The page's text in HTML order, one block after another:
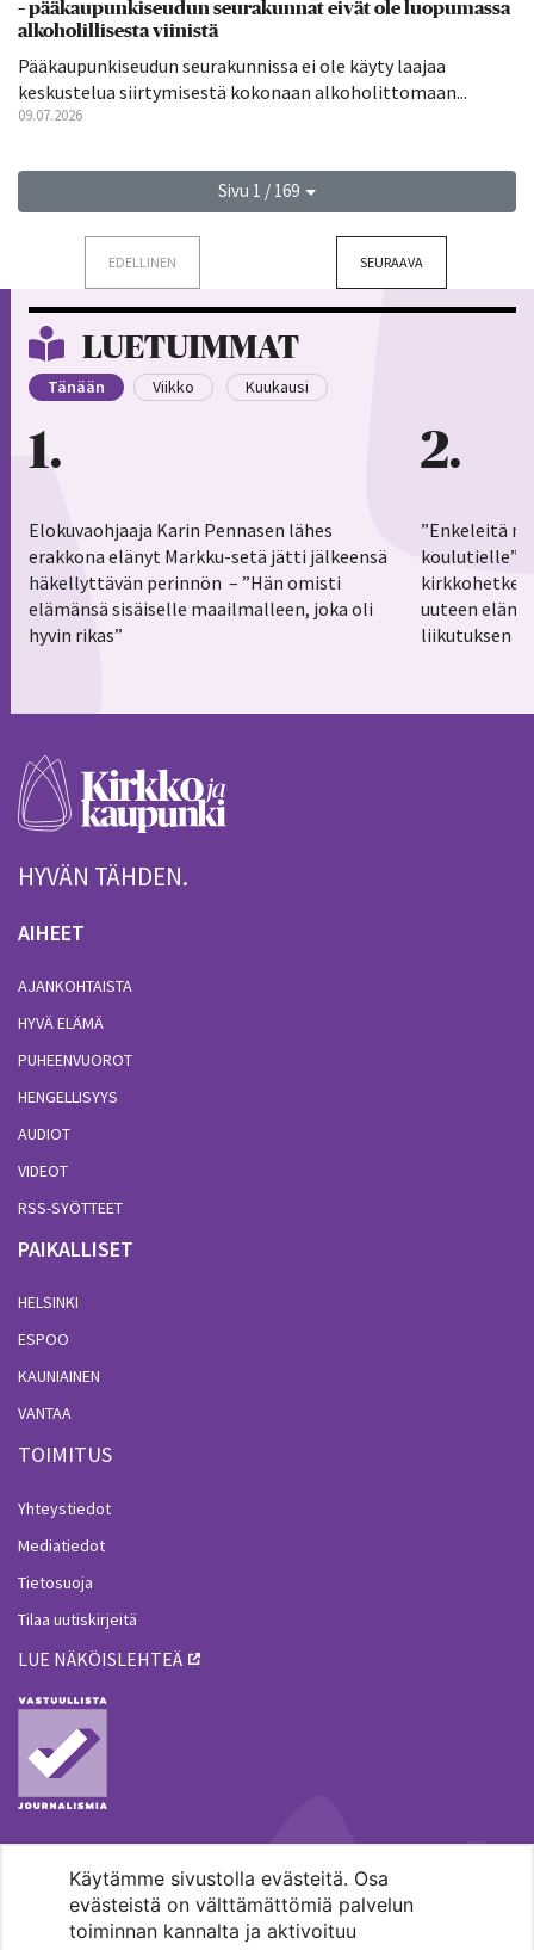
Käytämme sivustolla evästeitä. Osa
evästeistä on välttämättömiä palvelun
toiminnan kannalta ja aktivoituu
– pääkaupunkiseudun seurakunnat eivät ole luopumassa
alkoholillisesta viinistä
Pääkaupunkiseudun seurakunnissa ei ole käyty laajaa
keskustelua siirtymisestä kokonaan alkoholittomaan...
09.07.2026
Sivu 1 / 169
EDELLINEN SEURAAVA
LUETUIMMAT
Tänään Viikko Kuukausi
1
Elokuvaohjaaja Karin Pennasen lähes
erakkona elänyt Markku-setä jätti jälkeensä
häkellyttävän perinnön – ”Hän omisti
elämänsä sisäiselle maailmalleen, joka oli
hyvin rikas”
2
”Enkeleitä
koulutielle”–
uuteen
liikutuksen
HYVÄN TÄHDEN.
AIHEET
AJANKOHTAISTA
HYVÄ ELÄMÄ
PUHEENVUOROT
HENGELLISYYS
AUDIOT
VIDEOT
RSS-SYÖTTEET
PAIKALLISET
HELSINKI
ESPOO
KAUNIAINEN
VANTAA
TOIMITUS
Yhteystiedot
Mediatiedot
Tietosuoja
Tilaa uutiskirjeitä
LUE NÄKÖISLEHTEÄ
MENOHAKU